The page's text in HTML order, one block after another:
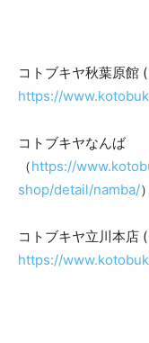
コトブキヤ秋葉原館 (
https://
コトブキヤなんば
（https://
shop/detail/namba/）
コトブキヤ立川本店 (
https://